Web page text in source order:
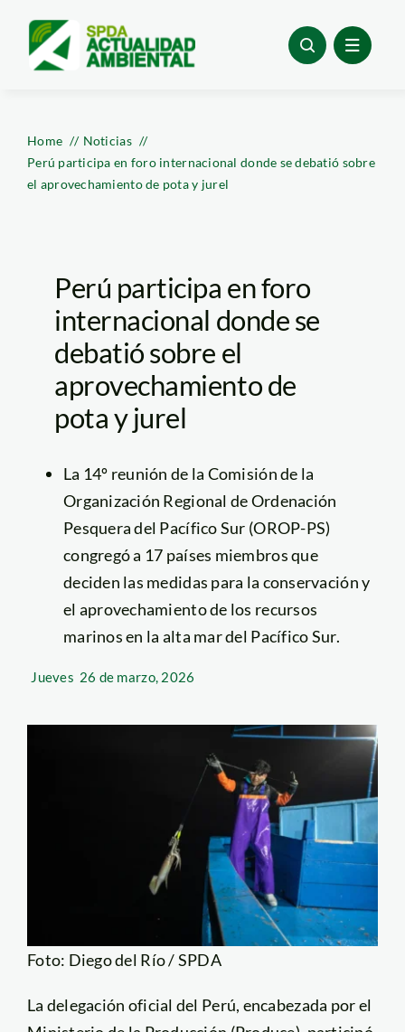
content
Home
Noticias
Perú participa en foro internacional donde se debatió sobre
el aprovechamiento de pota y jurel
Perú participa en foro
internacional donde se
debatió sobre el
aprovechamiento de
pota y jurel
La 14º reunión de la Comisión de la
Organización Regional de Ordenación
Pesquera del Pacífico Sur (OROP-PS)
congregó a 17 países miembros que
deciden las medidas para la conservación y
el aprovechamiento de los recursos
marinos en la alta mar del Pacífico Sur.
Jueves 26 de marzo, 2026
Foto: Diego del Río / SPDA
La delegación oficial del Perú, encabezada por el